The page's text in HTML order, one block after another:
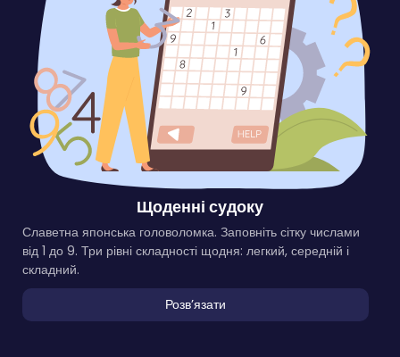
Щоденні судоку
Славетна японська головоломка. Заповніть сітку числами
від 1 до 9. Три рівні складності щодня: легкий, середній і
складний.
Розвʼязати